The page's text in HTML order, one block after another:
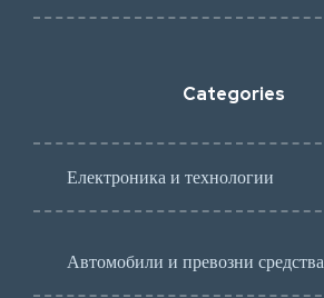
Categories
Електроника и технологии
Автомобили и превозни средства